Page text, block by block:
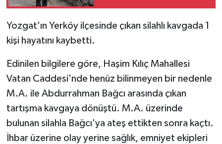
Yozgat'ın Yerköy ilçesinde çıkan silahlı kavgada 1
kişi hayatını kaybetti.
Edinilen bilgilere göre, Haşim Kılıç Mahallesi
Vatan Caddesi'nde henüz bilinmeyen bir nedenle
M.A. ile Abdurrahman Bağcı arasında çıkan
tartışma kavgaya dönüştü. M.A. üzerinde
bulunan silahla Bağcı'ya ateş ettikten sonra kaçtı.
İhbar üzerine olay yerine sağlık, emniyet ekipleri